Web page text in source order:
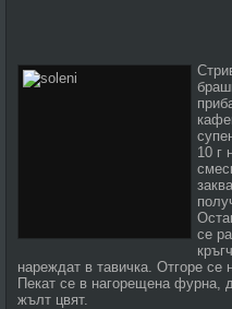
10 г
се
нареждат в тавичка. Отгоре се
Пекат се в нагорещена фурна,
жълт цвят.